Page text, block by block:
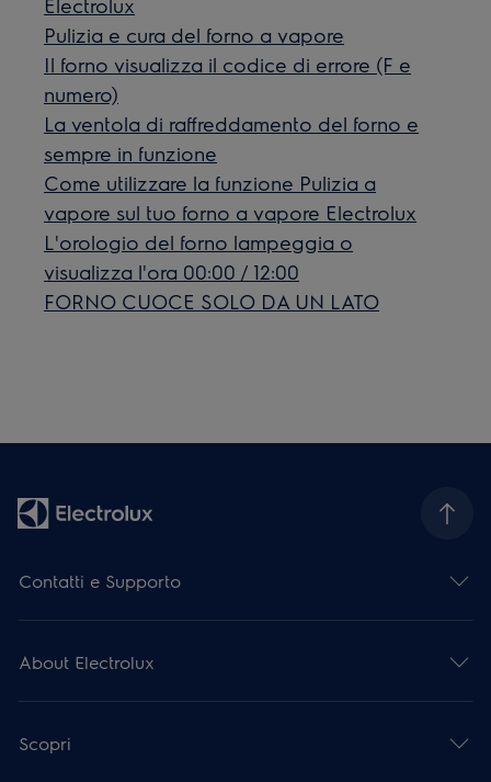
Electrolux
Pulizia e cura del forno a vapore
Il forno visualizza il codice di errore (F e
numero)
La ventola di raffreddamento del forno e
sempre in funzione
Come utilizzare la funzione Pulizia a
vapore sul tuo forno a vapore Electrolux
L'orologio del forno lampeggia o
visualizza l'ora 00:00 / 12:00
FORNO CUOCE SOLO DA UN LATO
Contatti e Supporto
About Electrolux
Scopri